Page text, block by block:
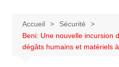
Accueil
Sécurité
Beni: Une nouvelle incursion
dégâts humains et matériels